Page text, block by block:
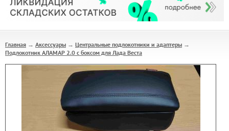
Главная → Аксессуары → Центральные подлокотники и адаптеры →
Подлокотник АЛАМАР 2.0 с боксом для Лада Веста